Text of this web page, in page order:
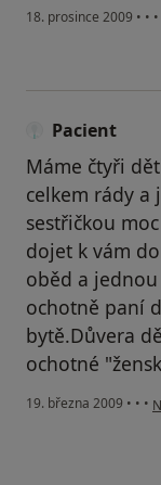
18. prosince 2009 • • •
Pacient
Máme čtyři
celkem rády a
sestřičkou
dojet k vám
oběd a
ochotně paní
bytě.Důvera
ochotné
19. března 2009 • • •